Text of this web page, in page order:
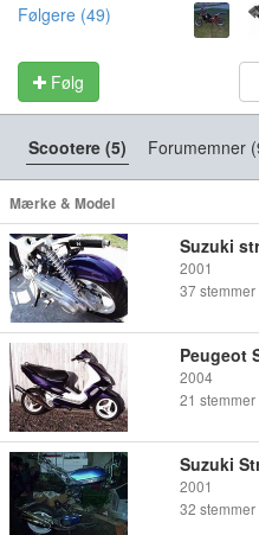
Følgere (49)
Følg
Scootere (5) Forumemner
Mærke & Model
Suzuki
2001
37 stemmer
Peugeot
2004
21 stemmer
Suzuki
2001
32 stemmer